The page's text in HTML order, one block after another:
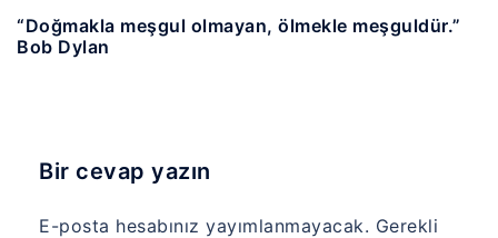
“Doğmakla meşgul olmayan, ölmekle meşguldür.”
Bob Dylan
Bir cevap yazın
E-posta hesabınız yayımlanmayacak. Gerekli